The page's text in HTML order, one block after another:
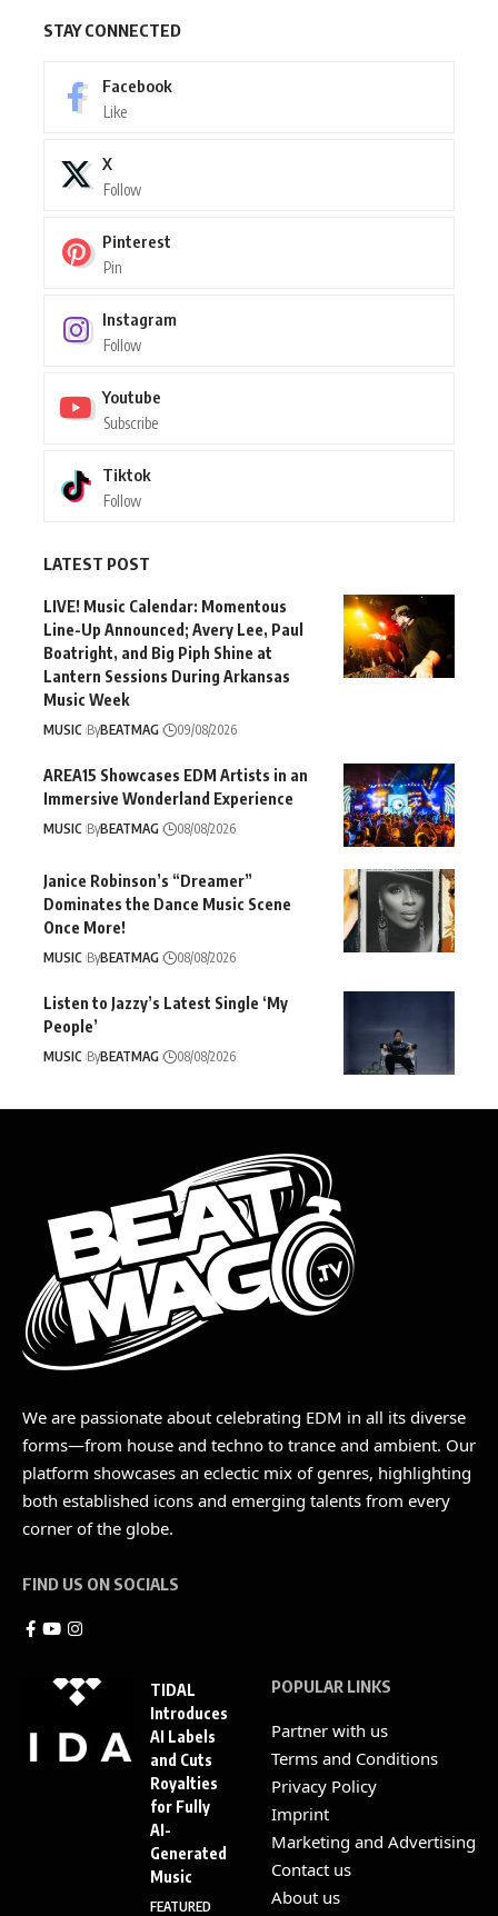
STAY CONNECTED
Facebook
Like
X
Follow
Pinterest
Pin
Instagram
Follow
Youtube
Subscribe
Tiktok
Follow
LATEST POST
LIVE! Music Calendar: Momentous
Line-Up Announced; Avery Lee, Paul
Boatright, and Big Piph Shine at
Lantern Sessions During Arkansas
Music Week
MUSIC ByBEATMAG 09/08/2026
AREA15 Showcases EDM Artists in an
Immersive Wonderland Experience
MUSIC ByBEATMAG 08/08/2026
Janice Robinson’s “Dreamer”
Dominates the Dance Music Scene
Once More!
MUSIC ByBEATMAG 08/08/2026
Listen to Jazzy’s Latest Single ‘My
People’
MUSIC ByBEATMAG 08/08/2026
We are passionate about celebrating EDM in all its diverse
forms—from house and techno to trance and ambient. Our
platform showcases an eclectic mix of genres, highlighting
both established icons and emerging talents from every
corner of the globe.
FIND US ON SOCIALS
TIDAL
Introduces
AI Labels
and Cuts
Royalties
for Fully
AI-
Generated
Music
FEATURED
POPULAR LINKS
Partner with us
Terms and Conditions
Privacy Policy
Imprint
Marketing and Advertising
Contact us
About us